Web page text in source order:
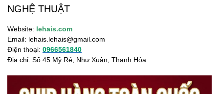
NGHỆ THUẬT
Website: lehais.com
Email: lehais.lehais@gmail.com
Điện thoại: 0966561840
Địa chỉ: Số 45 Mỹ Ré, Như Xuân, Thanh Hóa